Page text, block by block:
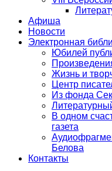
Афиша
Новости
Электронная
Юбилей
Жизнь и
Центр
Из фонда
В одном
газета
Белова
Контакты